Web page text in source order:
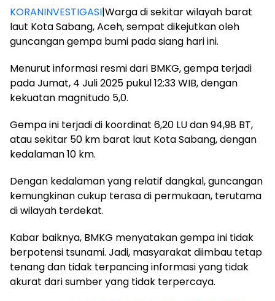
KORANINVESTIGASI|Warga di sekitar wilayah barat
laut Kota Sabang, Aceh, sempat dikejutkan oleh
guncangan gempa bumi pada siang hari ini.
Menurut informasi resmi dari BMKG, gempa terjadi
pada Jumat, 4 Juli 2025 pukul 12:33 WIB, dengan
kekuatan magnitudo 5,0.
Gempa ini terjadi di koordinat 6,20 LU dan 94,98 BT,
atau sekitar 50 km barat laut Kota Sabang, dengan
kedalaman 10 km.
Dengan kedalaman yang relatif dangkal, guncangan
kemungkinan cukup terasa di permukaan, terutama
di wilayah terdekat.
Kabar baiknya, BMKG menyatakan gempa ini tidak
berpotensi tsunami. Jadi, masyarakat diimbau tetap
tenang dan tidak terpancing informasi yang tidak
akurat dari sumber yang tidak terpercaya.